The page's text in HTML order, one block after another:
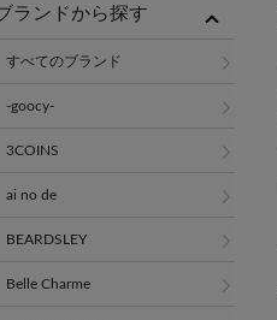
ランドから探す
すべてのブランド
-goocy-
3COINS
ai no de
BEARDSLEY
Belle Charme